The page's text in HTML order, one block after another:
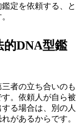
定を依頼する、と
DNA型鑑
者の立ち合いのも
。依頼人が自ら被
る場合は、別の人
があるからです。